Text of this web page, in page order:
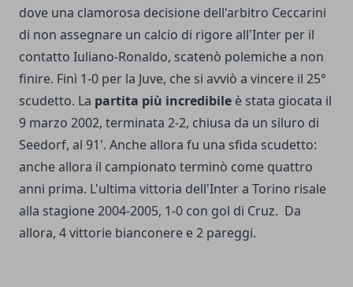
dove una clamorosa decisione dell'arbitro Ceccarini
di non assegnare un calcio di rigore all'Inter per il
contatto Iuliano-Ronaldo, scatenò polemiche a non
finire. Finì 1-0 per la Juve, che si avviò a vincere il 25°
scudetto. La partita più incredibile è stata giocata il
9 marzo 2002, terminata 2-2, chiusa da un siluro di
Seedorf, al 91'. Anche allora fu una sfida scudetto:
anche allora il campionato terminò come quattro
anni prima. L'ultima vittoria dell'Inter a Torino risale
alla stagione 2004-2005, 1-0 con gol di Cruz. Da
allora, 4 vittorie bianconere e 2 pareggi.